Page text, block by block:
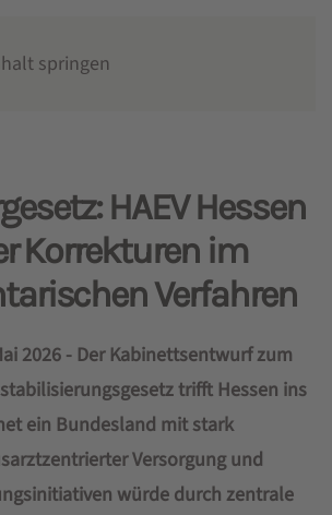
springen
HAEV Hessen
Korrekturen im
Verfahren
2026 - Der Kabinettsentwurf zum
trifft Hessen ins
ein Bundesland mit stark
Versorgung und
würde durch zentrale